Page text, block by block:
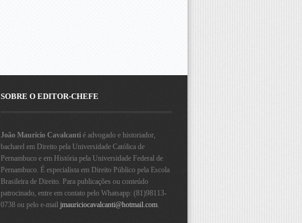
SOBRE O EDITOR-CHEFE
João Maurício Cavalcanti é advogado e historiador,
bacharel em Direito pela Universidade Católica de
Pernambuco e em História pela Universidade Federal de
Pernambuco. É especialista em Direito Público pela Escola
Brasileira de Direito. Para publicações ou conteúdo
patrocinado, entre em contato pelo Whatsapp: (81)98113-
0738 ou pelo e-mail jmauriciocavalcanti@hotmail.com.